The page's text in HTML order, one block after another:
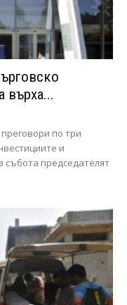
върха...
по три
и
събота председателят